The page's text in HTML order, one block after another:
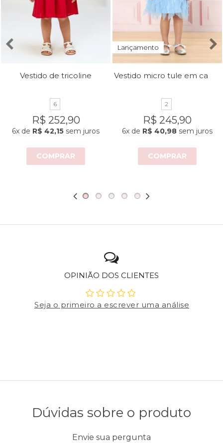
Vestido de tricoline
6
R$ 252,90
6x de R$ 42,15 sem juros
COMPRAR
Lançamento
2
R$ 245,90
6x de R$ 40,98 sem juros
COMPRAR
OPINIÃO DOS CLIENTES
Seja o primeiro a escrever uma análise
Dúvidas sobre o produto
Envie sua pergunta